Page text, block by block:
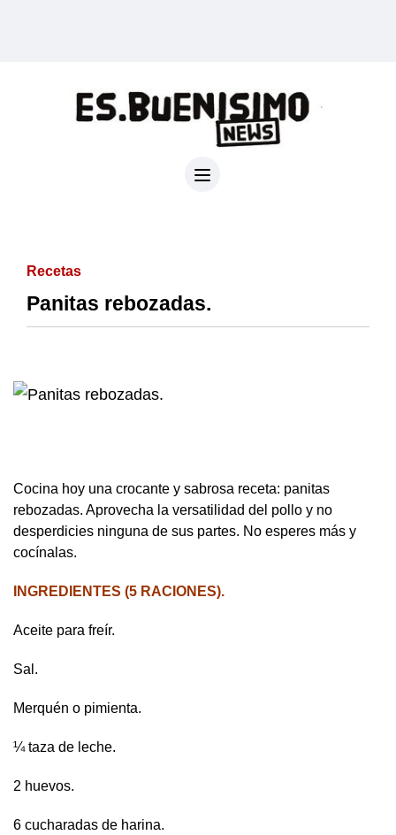
Recetas
Panitas rebozadas.
Cocina hoy una crocante y sabrosa receta: panitas
rebozadas. Aprovecha la versatilidad del pollo y no
desperdicies ninguna de sus partes. No esperes más y
cocínalas.
INGREDIENTES (5 RACIONES).
Aceite para freír.
Sal.
Merquén o pimienta.
¼ taza de leche.
2 huevos.
6 cucharadas de harina.